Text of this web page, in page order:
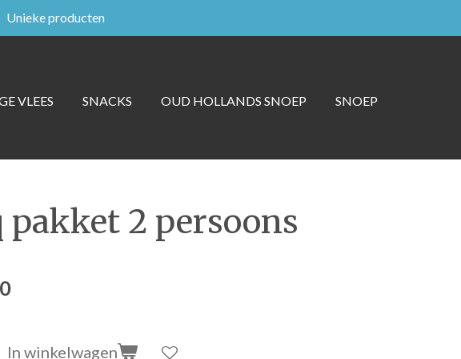
Unieke producten
VLEES SNACKS OUD HOLLANDS SNOEP SNOEP
pakket 2 persoons
In winkelwagen